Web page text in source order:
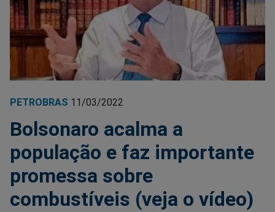
PETROBRAS 11/03/2022
Bolsonaro acalma a
população e faz importante
promessa sobre
combustíveis (veja o vídeo)